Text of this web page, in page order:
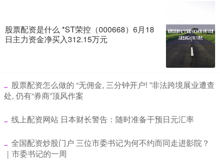
股票配资是什么 *ST荣控（000668）6月18
日主力资金净买入312.15万元
​股票配资怎么做的 “无佣金, 三分钟开户! ”非法跨境展业遭查
处, 仍有“券商”顶风作案
​线上配资网站 日本财长警告：随时准备干预日元汇率
​全国配资炒股门户 三位市委书记为何不约而同走进影院？
｜市委书记的一周